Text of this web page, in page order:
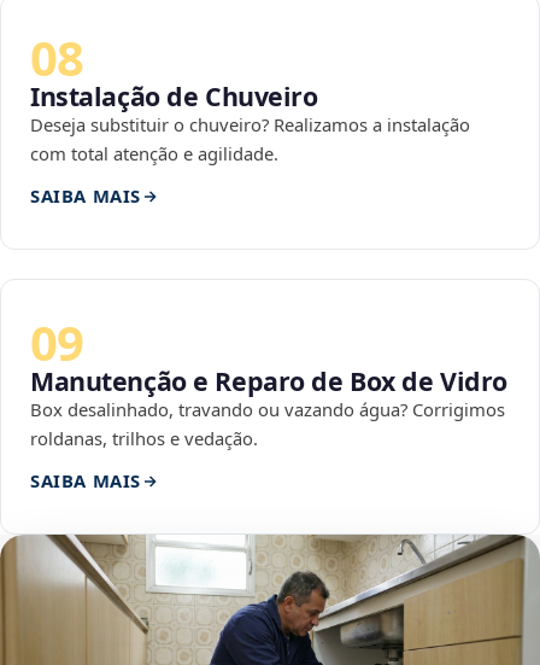
08
Instalação de Chuveiro
Deseja substituir o chuveiro? Realizamos a instalação
com total atenção e agilidade.
SAIBA MAIS
09
Manutenção e Reparo de Box de Vidro
Box desalinhado, travando ou vazando água? Corrigimos
roldanas, trilhos e vedação.
SAIBA MAIS